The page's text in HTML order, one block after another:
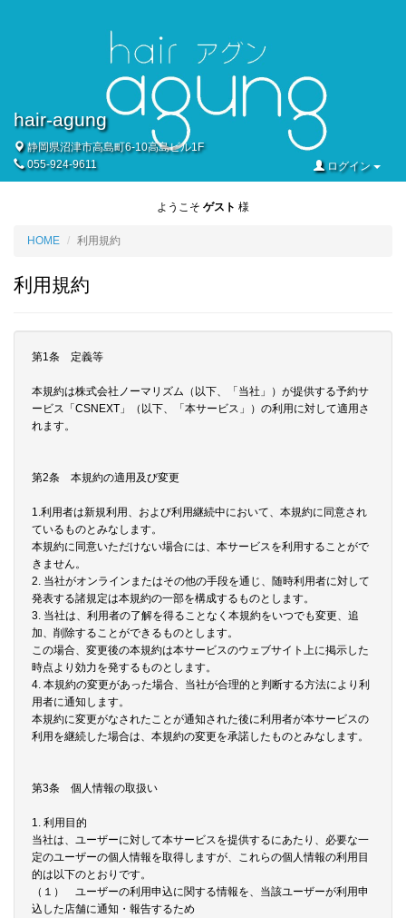
hair-agung
静岡県沼津市高島町6-10高島ビル1F
055-924-9611
ログイン
ようこそ ゲスト 様
HOME 利用規約
利用規約
第1条 定義等
本規約は株式会社ノーマリズム（以下、「当社」）が提供する予約サ
ービス「CSNEXT」（以下、「本サービス」）の利用に対して適用さ
れます。
第2条 本規約の適用及び変更
1.利用者は新規利用、および利用継続中において、本規約に同意され
ているものとみなします。
本規約に同意いただけない場合には、本サービスを利用することがで
きません。
2. 当社がオンラインまたはその他の手段を通じ、随時利用者に対して
発表する諸規定は本規約の一部を構成するものとします。
3. 当社は、利用者の了解を得ることなく本規約をいつでも変更、追
加、削除することができるものとします。
この場合、変更後の本規約は本サービスのウェブサイト上に掲示した
時点より効力を発するものとします。
4. 本規約の変更があった場合、当社が合理的と判断する方法により利
用者に通知します。
本規約に変更がなされたことが通知された後に利用者が本サービスの
利用を継続した場合は、本規約の変更を承諾したものとみなします。
第3条 個人情報の取扱い
1. 利用目的
当社は、ユーザーに対して本サービスを提供するにあたり、必要な一
定のユーザーの個人情報を取得しますが、これらの個人情報の利用目
的は以下のとおりです。
（１） ユーザーの利用申込に関する情報を、当該ユーザーが利用申
込した店舗に通知・報告するため